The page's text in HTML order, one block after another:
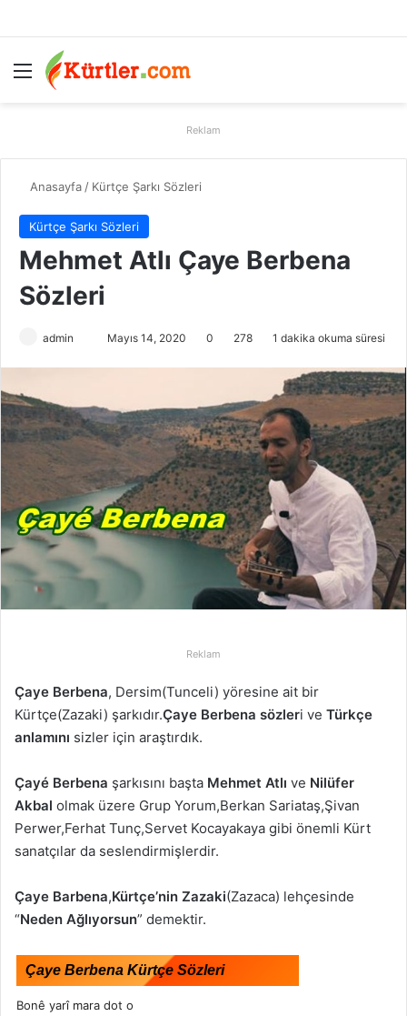
Menü
Reklam
Anasayfa / Kürtçe Şarkı Sözleri
Kürtçe Şarkı Sözleri
Mehmet Atlı Çaye Berbena
Sözleri
admin
-
o
s
t
a
ö
m
e
k
Mayıs 14, 2020 0 278 1 dakika okuma süresi
Reklam
Çaye Berbena, Dersim(Tunceli) yöresine ait bir
Kürtçe(Zazaki) şarkıdır.Çaye Berbena sözleri ve Türkçe
anlamını sizler için araştırdık.
Çayé Berbena şarkısını başta Mehmet Atlı ve Nilüfer
Akbal olmak üzere Grup Yorum,Berkan Sariataş,Şivan
Perwer,Ferhat Tunç,Servet Kocayakaya gibi önemli Kürt
sanatçılar da seslendirmişlerdir.
Çaye Barbena,Kürtçe’nin Zazaki(Zazaca) lehçesinde
“Neden Ağlıyorsun” demektir.
Çaye Berbena Kürtçe Sözleri
Bonê yarî mara dot o